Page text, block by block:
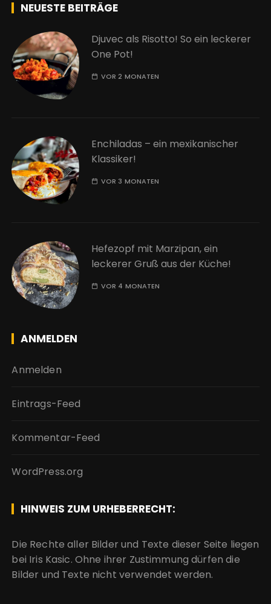
NEUESTE BEITRÄGE
Djuvec als Risotto! So ein leckerer
One Pot!
VOR 2 MONATEN
Enchiladas – ein mexikanischer
Klassiker!
VOR 3 MONATEN
Hefezopf mit Marzipan, ein
leckerer Gruß aus der Küche!
VOR 4 MONATEN
ANMELDEN
Anmelden
Eintrags-Feed
Kommentar-Feed
WordPress.org
HINWEIS ZUM URHEBERRECHT:
Die Rechte aller Bilder und Texte dieser Seite liegen
bei Iris Kasic. Ohne ihrer Zustimmung dürfen die
Bilder und Texte nicht verwendet werden.